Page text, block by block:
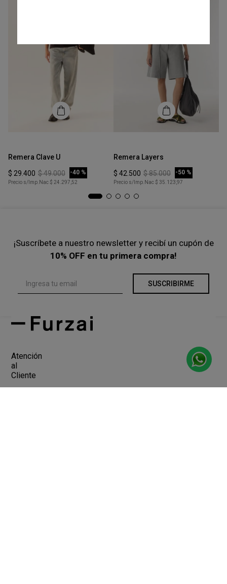
Remera Clave U
$ 29 400 $49.000 -40 %
Precio s/Imp.Nac $ 24.297,52
Remera Layers
$ 42 500 $85.000 -50 %
Precio s/Imp.Nac $ 35.123,97
¡Suscríbete a nuestro newsletter y recibí un cupón de
10% OFF en tu primera compra!
SUSCRIBIRME
Atención
al
Cliente